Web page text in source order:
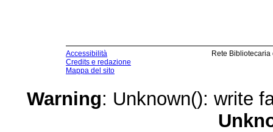
Accessibilità
Credits e redazione
Mappa del sito
Rete
Warning: Unknown(): write